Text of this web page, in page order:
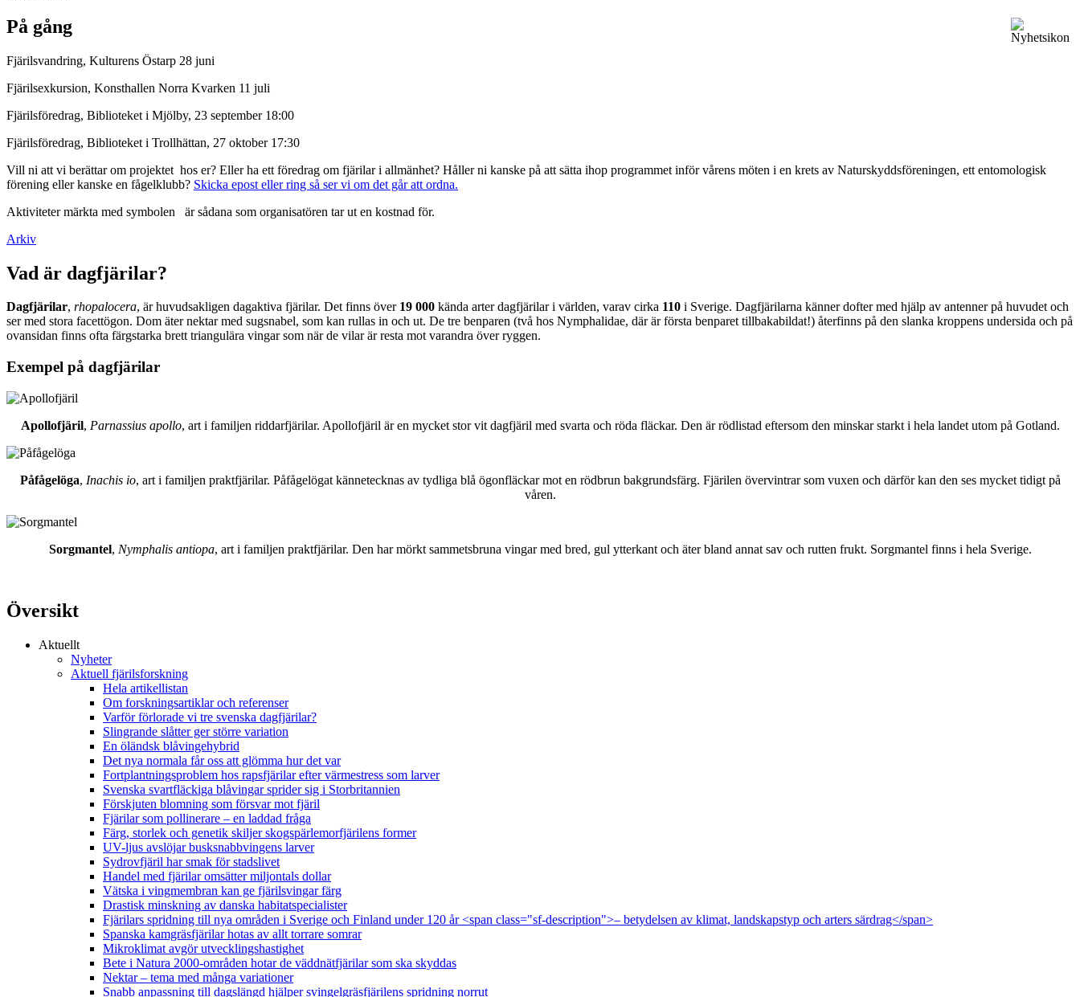
På gång
Fjärilsvandring, Kulturens Östarp 28 juni
Fjärilsexkursion, Konsthallen Norra Kvarken 11 juli
Fjärilsföredrag, Biblioteket i Mjölby, 23 september 18:00
Fjärilsföredrag, Biblioteket i Trollhättan, 27 oktober 17:30
Vill ni att vi berättar om projektet hos er? Eller ha ett föredrag om fjärilar i allmänhet? Håller ni kanske på att sätta ihop programmet inför vårens möten i en krets av Naturskyddsföreningen, ett entomologisk
förening eller kanske en fågelklubb? Skicka epost eller ring så ser vi om det går att ordna.
Aktiviteter märkta med symbolen
är sådana som organisatören tar ut en kostnad för.
Arkiv
Vad är dagfjärilar?
Dagfjärilar, rhopalocera, är huvudsakligen dagaktiva fjärilar. Det finns över 19 000 kända arter dagfjärilar i världen, varav cirka 110 i Sverige. Dagfjärilarna känner dofter med hjälp av antenner på huvudet och
ser med stora facettögon. Dom äter nektar med sugsnabel, som kan rullas in och ut. De tre benparen (två hos Nymphalidae, där är första benparet tillbakabildat!) återfinns på den slanka kroppens undersida och på
ovansidan finns ofta färgstarka brett triangulära vingar som när de vilar är resta mot varandra över ryggen.
Exempel på dagfjärilar
Apollofjäril, Parnassius apollo, art i familjen riddarfjärilar. Apollofjäril är en mycket stor vit dagfjäril med svarta och röda fläckar. Den är rödlistad eftersom den minskar starkt i hela landet utom på Gotland.
Påfågelöga, Inachis io, art i familjen praktfjärilar. Påfågelögat kännetecknas av tydliga blå ögonfläckar mot en rödbrun bakgrundsfärg. Fjärilen övervintrar som vuxen och därför kan den ses mycket tidigt på
våren.
Sorgmantel, Nymphalis antiopa, art i familjen praktfjärilar. Den har mörkt sammetsbruna vingar med bred, gul ytterkant och äter bland annat sav och rutten frukt. Sorgmantel finns i hela Sverige.
Översikt
Aktuellt
Nyheter
Aktuell fjärilsforskning
Hela artikellistan
Om forskningsartiklar och referenser
Varför förlorade vi tre svenska dagfjärilar?
Slingrande slåtter ger större variation
En öländsk blåvingehybrid
Det nya normala får oss att glömma hur det var
Fortplantningsproblem hos rapsfjärilar efter värmestress som larver
Svenska svartfläckiga blåvingar sprider sig i Storbritannien
Förskjuten blomning som försvar mot fjäril
Fjärilar som pollinerare – en laddad fråga
Färg, storlek och genetik skiljer skogspärlemorfjärilens former
UV-ljus avslöjar busksnabbvingens larver
Sydrovfjäril har smak för stadslivet
Handel med fjärilar omsätter miljontals dollar
Vätska i vingmembran kan ge fjärilsvingar färg
Drastisk minskning av danska habitatspecialister
Fjärilars spridning till nya områden i Sverige och Finland under 120 år <span class="sf-description">– betydelsen av klimat, landskapstyp och arters särdrag</span>
Spanska kamgräsfjärilar hotas av allt torrare somrar
Mikroklimat avgör utvecklingshastighet
Bete i Natura 2000-områden hotar de väddnätfjärilar som ska skyddas
Nektar – tema med många variationer
Snabb anpassning till dagslängd hjälper svingelgräsfjärilens spridning norrut